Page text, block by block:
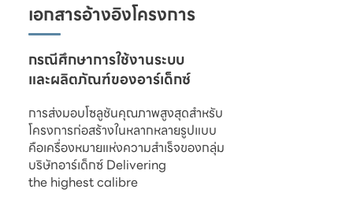
เอกสารอ้างอิงโครงการ
และผลิตภัณฑ์ของอาร์เด็กซ์
การส่งมอบโซลูชันคุณภาพสูงสุดสำหรับ
โครงการก่อสร้างในหลากหลายรูปแบบ
คือเครื่องหมายแห่งความสำเร็จของกลุ่ม
บริษัทอาร์เด็กซ์ Delivering